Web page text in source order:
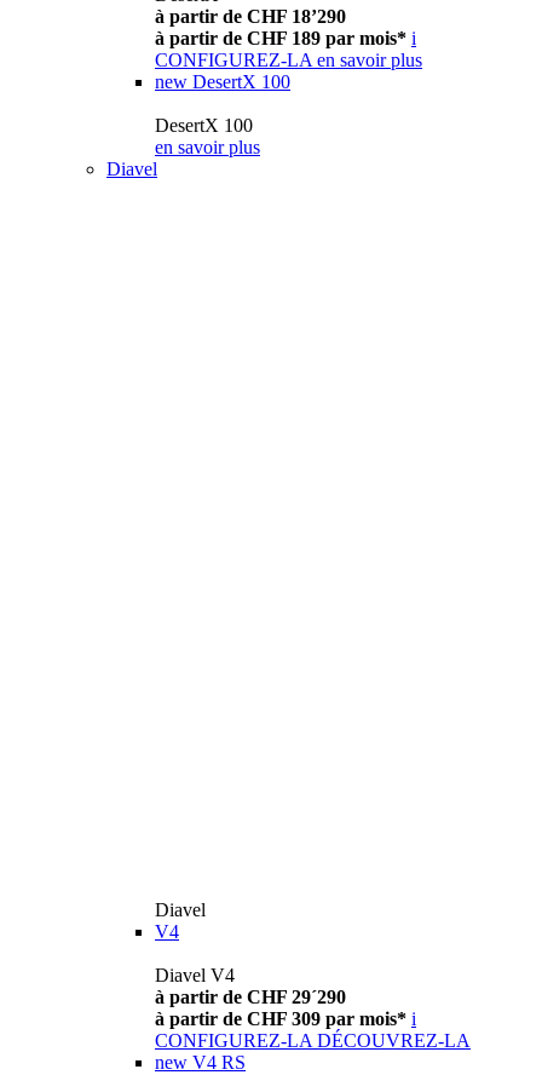
à partir de CHF 18’290
à partir de CHF 189 par mois* i
CONFIGUREZ-LA en savoir plus
new DesertX 100
DesertX 100
en savoir plus
Diavel
Diavel
V4
Diavel V4
à partir de CHF 29´290
à partir de CHF 309 par mois* i
CONFIGUREZ-LA DÉCOUVREZ-LA
new V4 RS